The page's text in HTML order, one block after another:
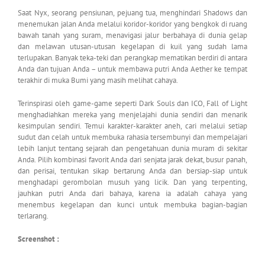
Saat Nyx, seorang pensiunan, pejuang tua, menghindari Shadows dan
menemukan jalan Anda melalui koridor-koridor yang bengkok di ruang
bawah tanah yang suram, menavigasi jalur berbahaya di dunia gelap
dan melawan utusan-utusan kegelapan di kuil yang sudah lama
terlupakan. Banyak teka-teki dan perangkap mematikan berdiri di antara
Anda dan tujuan Anda – untuk membawa putri Anda Aether ke tempat
terakhir di muka Bumi yang masih melihat cahaya.
Terinspirasi oleh game-game seperti Dark Souls dan ICO, Fall of Light
menghadiahkan mereka yang menjelajahi dunia sendiri dan menarik
kesimpulan sendiri. Temui karakter-karakter aneh, cari melalui setiap
sudut dan celah untuk membuka rahasia tersembunyi dan mempelajari
lebih lanjut tentang sejarah dan pengetahuan dunia muram di sekitar
Anda. Pilih kombinasi favorit Anda dari senjata jarak dekat, busur panah,
dan perisai, tentukan sikap bertarung Anda dan bersiap-siap untuk
menghadapi gerombolan musuh yang licik. Dan yang terpenting,
jauhkan putri Anda dari bahaya, karena ia adalah cahaya yang
menembus kegelapan dan kunci untuk membuka bagian-bagian
terlarang.
Screenshot :